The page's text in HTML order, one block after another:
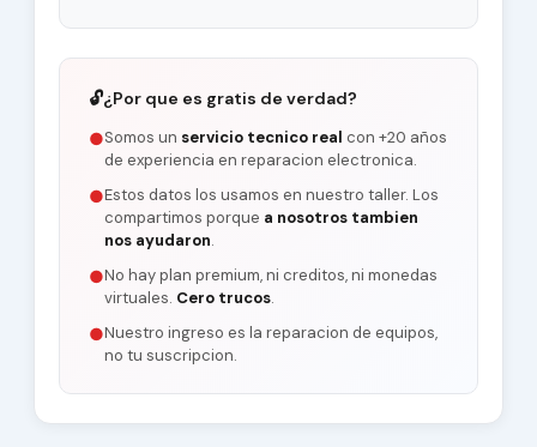
🔓¿Por que es gratis de verdad?
●Somos un servicio tecnico real con +20 años
de experiencia en reparacion electronica.
●Estos datos los usamos en nuestro taller. Los
compartimos porque a nosotros tambien
nos ayudaron.
●No hay plan premium, ni creditos, ni monedas
virtuales. Cero trucos.
●Nuestro ingreso es la reparacion de equipos,
no tu suscripcion.